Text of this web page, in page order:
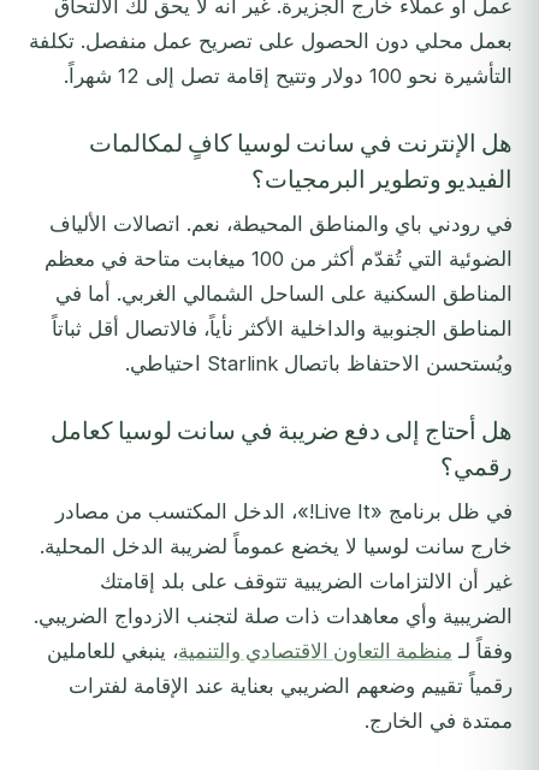
عمل أو عملاء خارج الجزيرة. غير أنه لا يحق لك الالتحاق
بعمل محلي دون الحصول على تصريح عمل منفصل. تكلفة
التأشيرة نحو 100 دولار وتتيح إقامة تصل إلى 12 شهراً.
هل الإنترنت في سانت لوسيا كافٍ لمكالمات
الفيديو وتطوير البرمجيات؟
في رودني باي والمناطق المحيطة، نعم. اتصالات الألياف
الضوئية التي تُقدّم أكثر من 100 ميغابت متاحة في معظم
المناطق السكنية على الساحل الشمالي الغربي. أما في
المناطق الجنوبية والداخلية الأكثر نأياً، فالاتصال أقل ثباتاً
ويُستحسن الاحتفاظ باتصال Starlink احتياطي.
هل أحتاج إلى دفع ضريبة في سانت لوسيا كعامل
رقمي؟
في ظل برنامج «Live It!»، الدخل المكتسب من مصادر
خارج سانت لوسيا لا يخضع عموماً لضريبة الدخل المحلية.
غير أن الالتزامات الضريبية تتوقف على بلد إقامتك
الضريبية وأي معاهدات ذات صلة لتجنب الازدواج الضريبي.
وفقاً لـ منظمة التعاون الاقتصادي والتنمية، ينبغي للعاملين
رقمياً تقييم وضعهم الضريبي بعناية عند الإقامة لفترات
ممتدة في الخارج.